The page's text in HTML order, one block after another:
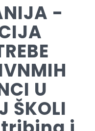
-
U
ŠKOLI